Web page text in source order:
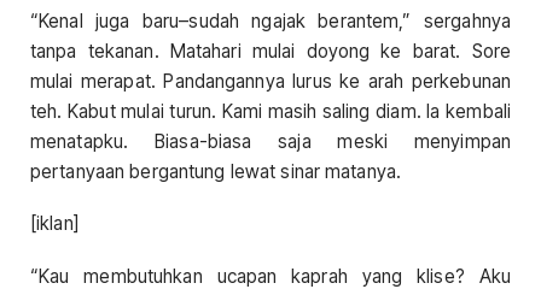
“Kenal juga baru–sudah ngajak berantem,” sergahnya
tanpa tekanan. Matahari mulai doyong ke barat. Sore
mulai merapat. Pandangannya lurus ke arah perkebunan
teh. Kabut mulai turun. Kami masih saling diam. Ia kembali
menatapku. Biasa-biasa saja meski menyimpan
pertanyaan bergantung lewat sinar matanya.
[iklan]
“Kau membutuhkan ucapan kaprah yang klise? Aku